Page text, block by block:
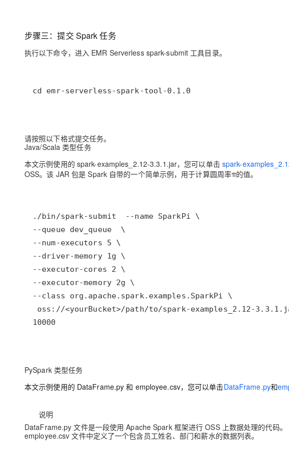
步骤三：提交 Spark 任务
执行以下命令，进入 EMR Serverless spark-submit 工具目录。
cd emr-serverless-spark-tool-0.1.0
请按照以下格式提交任务。
Java/Scala 类型任务
本文示例使用的 spark-examples_2.12-3.3.1.jar，您可以单击 spark-
OSS。该 JAR 包是 Spark 自带的一个简单示例，用于计算圆周率π的值。
10000
PySpark 类型任务
本文示例使用的 DataFrame.py 和 employee.csv，您可以单击DataFrame.py和
说明
DataFrame.py 文件是一段使用 Apache Spark 框架进行 OSS 上数据处理的代码。
employee.csv 文件中定义了一个包含员工姓名、部门和薪水的数据列表。